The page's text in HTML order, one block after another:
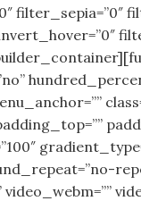
filter_sepia=”0″